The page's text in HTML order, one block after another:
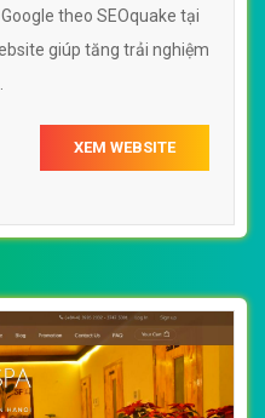
theo SEOquake tại
giúp tăng trải nghiệm
XEM WEBSITE